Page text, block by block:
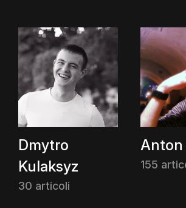
Dmytro
Kulaksyz
30 articoli
Anton
155